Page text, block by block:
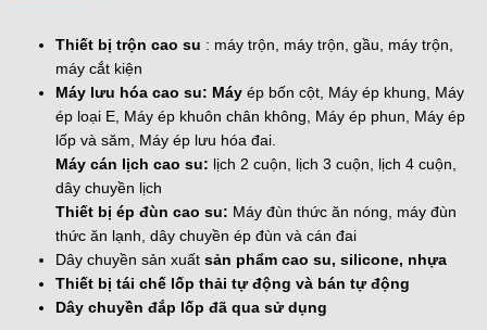
Thiết bị trộn cao su : máy trộn, máy trộn, gầu, máy trộn,
máy cắt kiện
Máy lưu hóa cao su: Máy ép bốn cột, Máy ép khung, Máy
ép loại E, Máy ép khuôn chân không, Máy ép phun, Máy ép
lốp và săm, Máy ép lưu hóa đai.
Máy cán lịch cao su: lịch 2 cuộn, lịch 3 cuộn, lịch 4 cuộn,
dây chuyền lịch
Thiết bị ép đùn cao su: Máy đùn thức ăn nóng, máy đùn
thức ăn lạnh, dây chuyền ép đùn và cán đai
Dây chuyền sản xuấtsản phẩm cao su, silicone, nhựa
Thiết bị tái chế lốp thải tự động và bán tự động
Dây chuyền đắp lốp đã qua sử dụng